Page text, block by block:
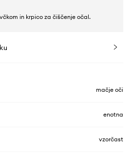
in krpico za čiščenje očal.
mačje oči
enotna
vzorčast